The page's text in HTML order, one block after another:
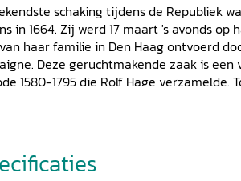
schaking tijdens de Republiek
in 1664. Zij werd 17 maart 's avonds
haar familie in Den Haag ontvoerd
Deze geruchtmakende zaak is een
1580-1795 die Rolf Hage verzamelde.
en juristen schaking in
de jonge vrouw aan het vertrek
vanuit het principe van 'eer'
Ontdekking,